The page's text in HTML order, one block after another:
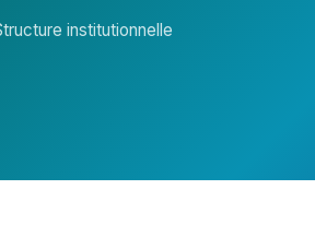
institutionnelle